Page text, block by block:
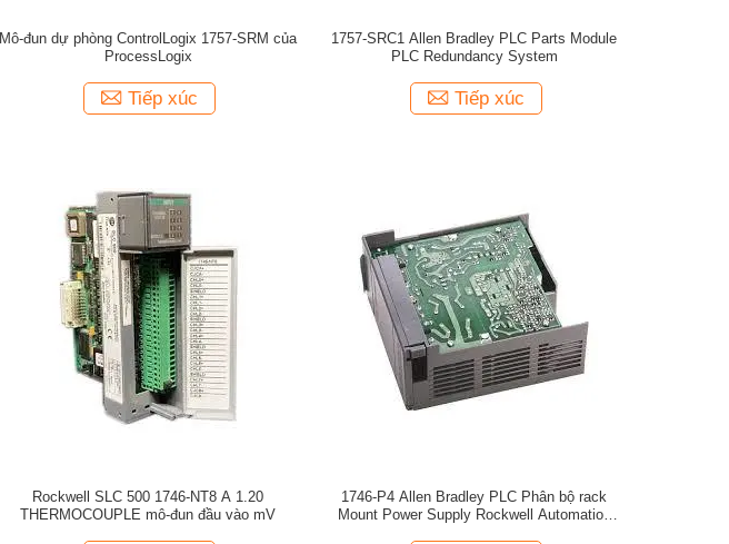
Mô-đun dự phòng ControlLogix 1757-SRM của
ProcessLogix
Tiếp xúc
1757-SRC1 Allen Bradley PLC Parts Module
PLC Redundancy System
Tiếp xúc
Rockwell SLC 500 1746-NT8 A 1.20
THERMOCOUPLE mô-đun đầu vào mV
1746-P4 Allen Bradley PLC Phân bộ rack
Mount Power Supply Rockwell Automation